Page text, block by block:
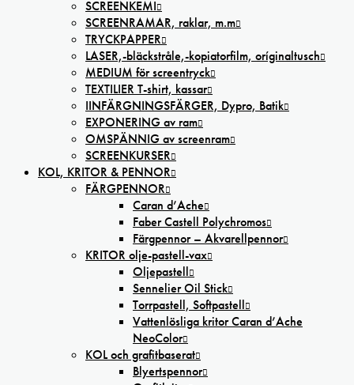
SCREENKEMI
SCREENRAMAR, raklar, m.m
TRYCKPAPPER
LASER,-bläckstråle,-kopiatorfilm, oríginaltusch
MEDIUM för screentryck
TEXTILIER T-shirt, kassar
IINFÄRGNINGSFÄRGER, Dypro, Batik
EXPONERING av ram
OMSPÄNNIG av screenram
SCREENKURSER
KOL, KRITOR & PENNOR
FÄRGPENNOR
Caran d’Ache
Faber Castell Polychromos
Färgpennor – Akvarellpennor
KRITOR olje-pastell-vax
Oljepastell
Sennelier Oil Stick
Torrpastell, Softpastell
Vattenlösliga kritor Caran d’Ache
NeoColor
KOL och grafitbaserat
Blyertspennor